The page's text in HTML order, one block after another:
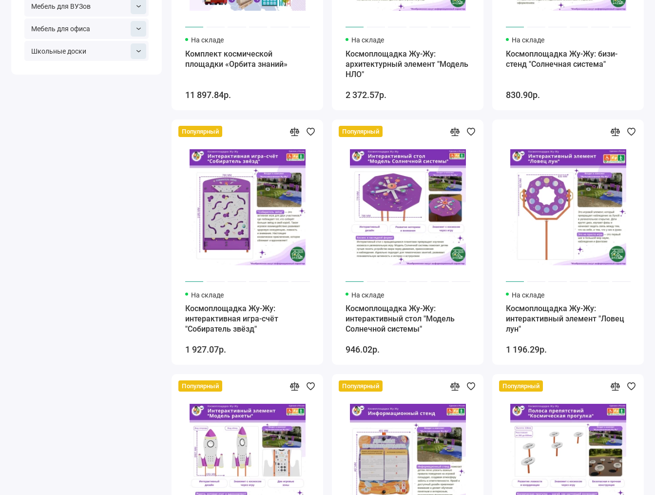
Мебель для ВУЗов
Мебель для офиса
Школьные доски
На складе
Комплект космической
площадки «Орбита знаний»
11 897.84р.
На складе
Космоплощадка Жу-Жу:
архитектурный элемент "Модель
НЛО"
2 372.57р.
На складе
Космоплощадка Жу-Жу: бизи-
стенд "Солнечная система"
830.90р.
Популярный
На складе
Космоплощадка Жу-Жу:
интерактивная игра-счёт
"Собиратель звёзд"
1 927.07р.
Популярный
На складе
Космоплощадка Жу-Жу:
интерактивный стол "Модель
Солнечной системы"
946.02р.
На складе
Космоплощадка Жу-Жу:
интерактивный элемент "Ловец
лун"
1 196.29р.
Популярный Популярный Популярный